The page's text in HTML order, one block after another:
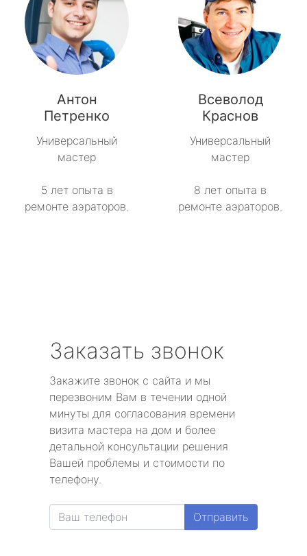
Антон
Петренко
Универсальный
мастер
5 лет опыта в
ремонте аэраторов.
Всеволод
Краснов
Универсальный
мастер
8 лет опыта в
ремонте аэраторов.
Заказать звонок
Закажите звонок с сайта и мы
перезвоним Вам в течении одной
минуты для согласования времени
визита мастера на дом и более
детальной консультации решения
Вашей проблемы и стоимости по
телефону.
Отправить